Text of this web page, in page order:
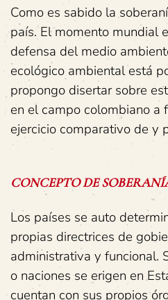
Como es sabido la
país. El momento mundial
defensa del medio
ecológico ambiental está
propongo disertar sobre
en el campo colombiano a
ejercicio comparativo de y
CONCEPTODE
Los países se auto
propias directrices de
administrativa y funcional.
o naciones se erigen en
cuentan con sus propios